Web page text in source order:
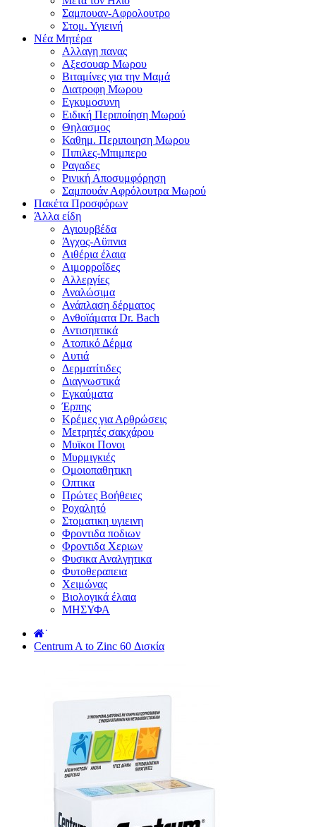
Σαμπουαν-Αφρολουτρο
Στομ. Υγιεινή
Νέα Μητέρα
Αλλαγη πανας
Αξεσουαρ Μωρου
Βιταμίνες για την Μαμά
Διατροφη Μωρου
Εγκυμοσυνη
Ειδική Περιποίηση Μωρού
Θηλασμος
Καθημ. Περιποιηση Μωρου
Πιπιλες-Μπιμπερο
Ραγαδες
Ρινική Αποσυμφόρηση
Σαμπουάν Αφρόλουτρα Μωρού
Πακέτα Προσφόρων
Άλλα είδη
Αγιουρβέδα
Άγχος-Αϋπνια
Αιθέρια έλαια
Αιμορροΐδες
Αλλεργίες
Αναλώσιμα
Ανάπλαση δέρματος
Ανθοϊάματα Dr. Bach
Αντισηπτικά
Ατοπικό Δέρμα
Αυτιά
Δερματίτιδες
Διαγνωστικά
Εγκαύματα
Έρπης
Κρέμες για Αρθρώσεις
Μετρητές σακχάρου
Μυϊκοι Πονοι
Μυρμιγκιές
Ομοιοπαθητικη
Οπτικα
Πρώτες Βοήθειες
Ροχαλητό
Στοματικη υγιεινη
Φροντιδα ποδιων
Φροντιδα Χεριων
Φυσικα Αναλγητικα
Φυτοθεραπεια
Χειμώνας
Βιολογικά έλαια
ΜΗΣΥΦΑ
˙
Centrum A to Zinc 60 Δισκία